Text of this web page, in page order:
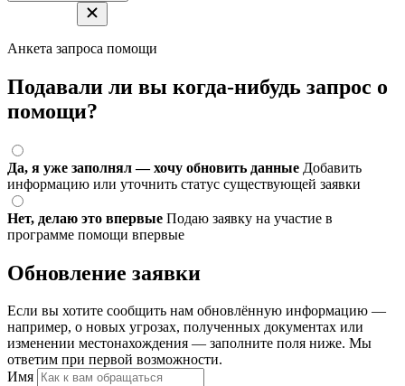
Анкета запроса помощи
Подавали ли вы когда-нибудь запрос о
помощи?
Да, я уже заполнял — хочу обновить данные Добавить
информацию или уточнить статус существующей заявки
Нет, делаю это впервые Подаю заявку на участие в
программе помощи впервые
Обновление заявки
Если вы хотите сообщить нам обновлённую информацию —
например, о новых угрозах, полученных документах или
изменении местонахождения — заполните поля ниже. Мы
ответим при первой возможности.
Имя